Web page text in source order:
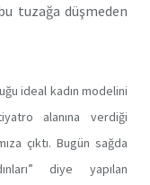
tuzağa düşmeden
ideal kadın modelini
alanına verdiği
çıktı. Bugün sağda
diye yapılan